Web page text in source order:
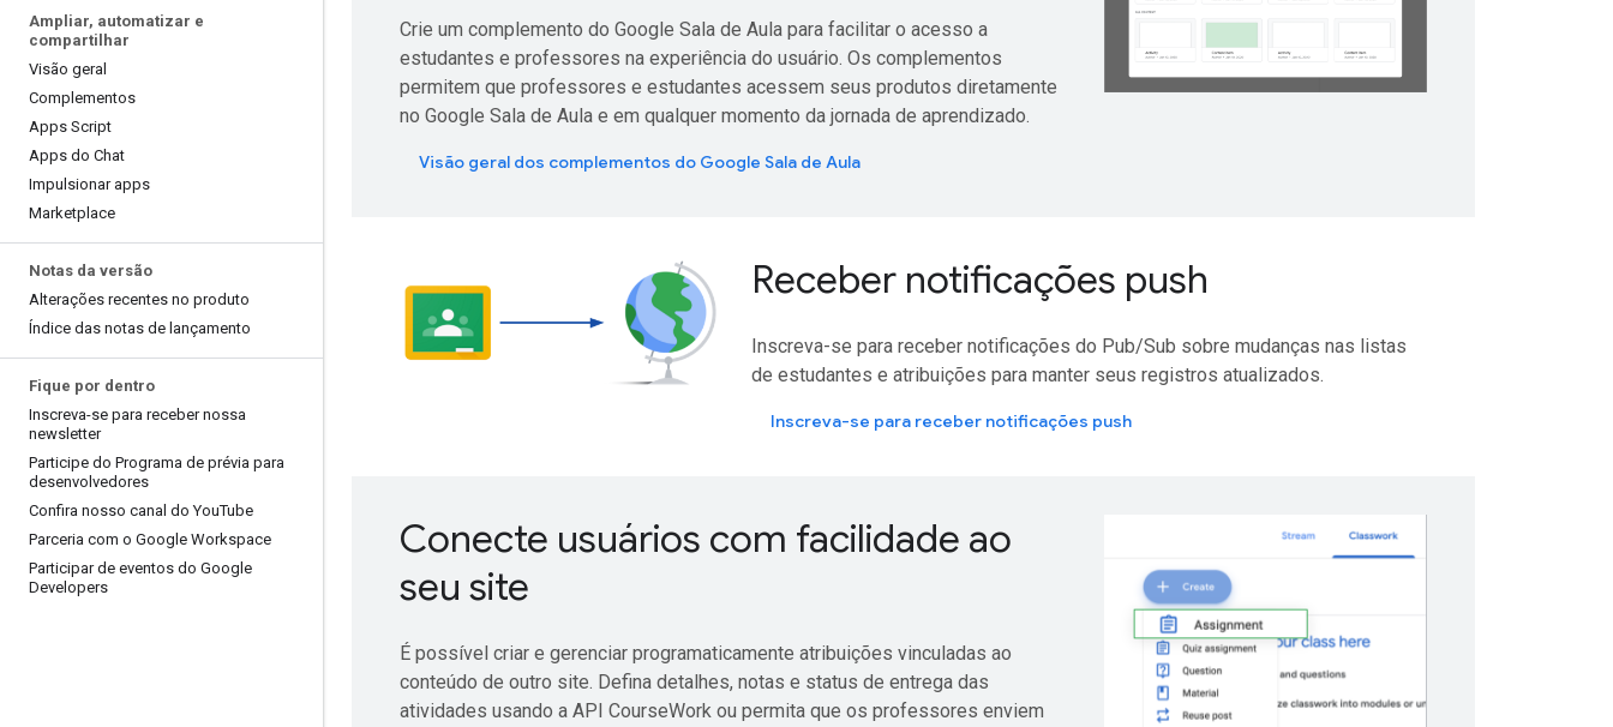
Ampliar, automatizar e
compartilhar
Visão geral
Complementos
Apps Script
Apps do Chat
Impulsionar apps
Marketplace
Notas da versão
Alterações recentes no produto
Índice das notas de lançamento
Fique por dentro
Inscreva-se para receber nossa
newsletter
Participe do Programa de prévia para
desenvolvedores
Confira nosso canal do YouTube
Parceria com o Google Workspace
Participar de eventos do Google
Developers
Crie um complemento do Google Sala de Aula para facilitar o acesso a
estudantes e professores na experiência do usuário. Os complementos
permitem que professores e estudantes acessem seus produtos diretamente
no Google Sala de Aula e em qualquer momento da jornada de aprendizado.
Visão geral dos complementos do Google Sala de Aula
Receber notificações push
Inscreva-se para receber notificações do Pub/Sub sobre mudanças nas listas
de estudantes e atribuições para manter seus registros atualizados.
Inscreva-se para receber notificações push
Conecte usuários com facilidade ao
seu site
É possível criar e gerenciar programaticamente atribuições vinculadas ao
conteúdo de outro site. Defina detalhes, notas e status de entrega das
atividades usando a API CourseWork ou permita que os professores enviem